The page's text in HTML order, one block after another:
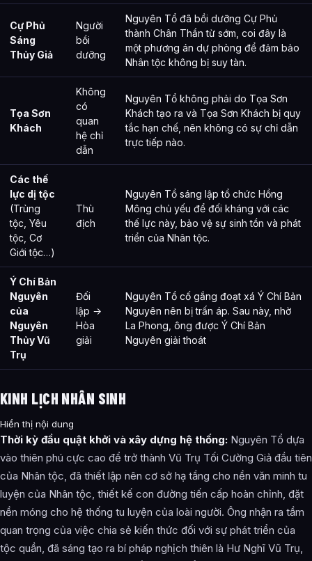
Cự Phủ
Sáng
Thủy Giả
Người
bồi
dưỡng
Nguyên Tổ đã bồi dưỡng Cự Phủ
thành Chân Thần từ sớm, coi đây là
một phương án dự phòng để đảm bảo
Nhân tộc không bị suy tàn.
Tọa Sơn
Khách
Không
có
quan
hệ chỉ
dẫn
Nguyên Tổ không phải do Tọa Sơn
Khách tạo ra và Tọa Sơn Khách bị quy
tắc hạn chế, nên không có sự chỉ dẫn
trực tiếp nào.
Các thế
lực dị tộc
(Trùng
tộc, Yêu
tộc, Cơ
Giới tộc…)
Thù
địch
Nguyên Tổ sáng lập tổ chức Hồng
Mông chủ yếu để đối kháng với các
thế lực này, bảo vệ sự sinh tồn và phát
triển của Nhân tộc.
Ý Chí Bản
Nguyên
của
Nguyên
Thủy Vũ
Trụ
Đối
lập →
Hòa
giải
Nguyên Tổ cố gắng đoạt xá Ý Chí Bản
Nguyên nên bị trấn áp. Sau này, nhờ
La Phong, ông được Ý Chí Bản
Nguyên giải thoát
KINH LỊCH NHÂN SINH
Hiển thị nội dung
Thời kỳ đầu quật khởi và xây dựng hệ thống: Nguyên Tổ dựa
vào thiên phú cực cao để trở thành Vũ Trụ Tối Cường Giả đầu tiên
của Nhân tộc, đã thiết lập nên cơ sở hạ tầng cho nền văn minh tu
luyện của Nhân tộc, thiết kế con đường tiến cấp hoàn chỉnh, đặt
nền móng cho hệ thống tu luyện của loài người. Ông nhận ra tầm
quan trọng của việc chia sẻ kiến thức đối với sự phát triển của
tộc quần, đã sáng tạo ra bí pháp nghịch thiên là Hư Nghĩ Vũ Trụ,